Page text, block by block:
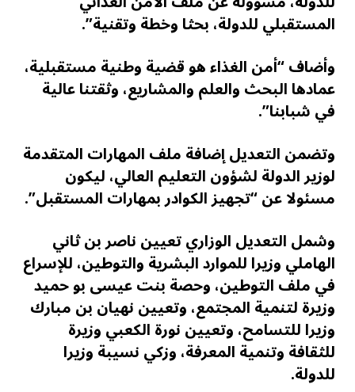
المستقبلي للدولة، بحثا وخطة وتقنية”.
وأضاف “أمن الغذاء هو قضية وطنية مستقبلية،
عمادها البحث والعلم والمشاريع، وثقتنا عالية
في شبابنا”.
وتضمن التعديل إضافة ملف المهارات المتقدمة
لوزير الدولة لشؤون التعليم العالي، ليكون
مسئولا عن “تجهيز الكوادر بمهارات المستقبل”.
وشمل التعديل الوزاري تعيين ناصر بن ثاني
الهاملي وزيرا للموارد البشرية والتوطين، للإسراع
في ملف التوطين، وحصة بنت عيسى بو حميد
وزيرة لتنمية المجتمع، وتعيين نهيان بن مبارك
وزيرا للتسامح، وتعيين نورة الكعبي وزيرة
للثقافة وتنمية المعرفة، وزكي نسيبة وزيرا
للدولة.